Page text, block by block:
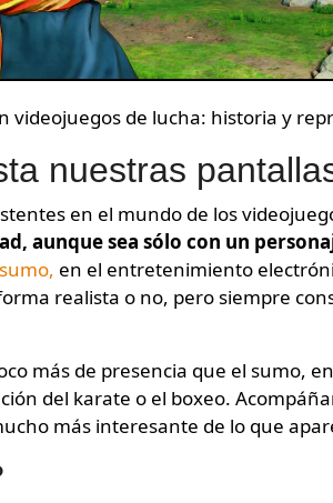
videojuegos de lucha: historia y
nuestras
en el mundo de los
aunque sea sólo con un
en el entretenimiento
realista o no, pero siempre
más de presencia que el sumo,
del karate o el boxeo.
más interesante de lo que